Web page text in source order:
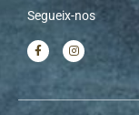
Segueix-nos